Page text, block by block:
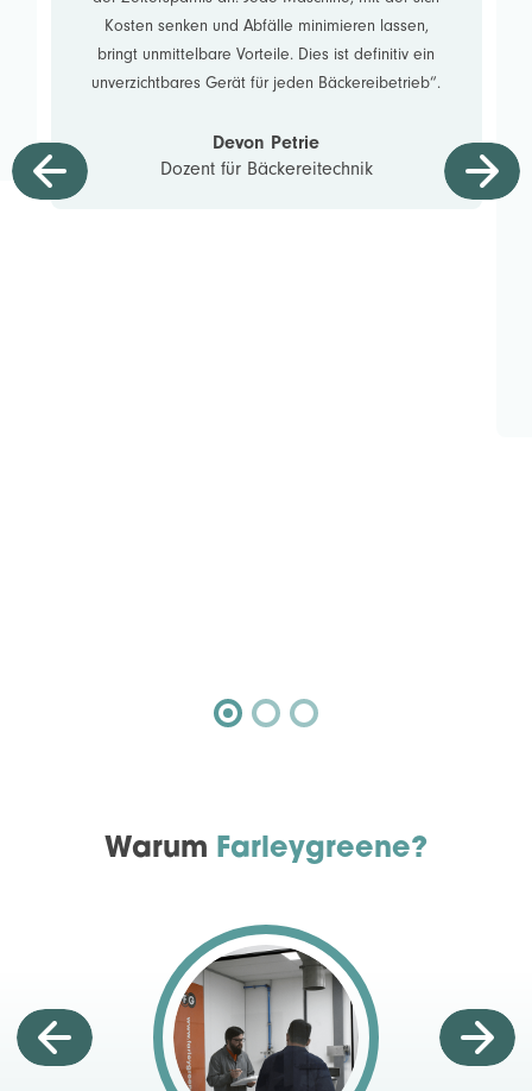
Kosten senken und Abfälle minimieren lassen,
bringt unmittelbare Vorteile. Dies ist definitiv ein
unverzichtbares Gerät für jeden Bäckereibetrieb“.
Devon Petrie
Dozent für Bäckereitechnik
Warum Farleygreene?